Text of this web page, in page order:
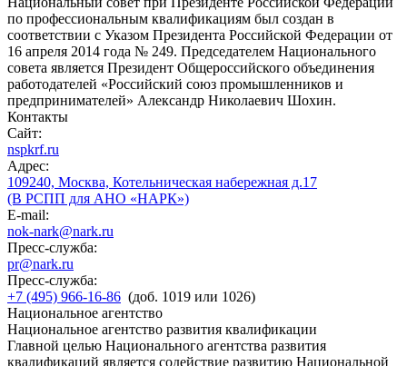
по профессиональным квалификациям был создан в
соответствии с Указом Президента Российской Федерации от
16 апреля 2014 года № 249. Председателем Национального
совета является Президент Общероссийского объединения
работодателей «Российский союз промышленников и
предпринимателей» Александр Николаевич Шохин.
Контакты
Сайт:
nspkrf.ru
Адрес:
109240, Москва, Котельническая набережная д.17
(В РСПП для АНО «НАРК»)
E-mail:
nok-nark@nark.ru
Пресс-служба:
pr@nark.ru
Пресс-служба:
+7 (495) 966-16-86 (доб. 1019 или 1026)
Национальное агентство
Национальное агентство развития квалификации
Главной целью Национального агентства развития
квалификаций является содействие развитию Национальной